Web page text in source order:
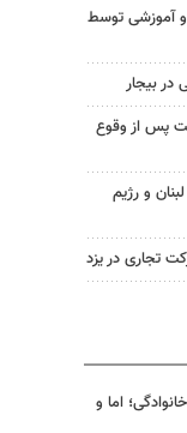
و آموزشی توسط
کمتر از ۴۸ ساعت پس از وقوع
و رژیم
تجاری در یزد
اما و